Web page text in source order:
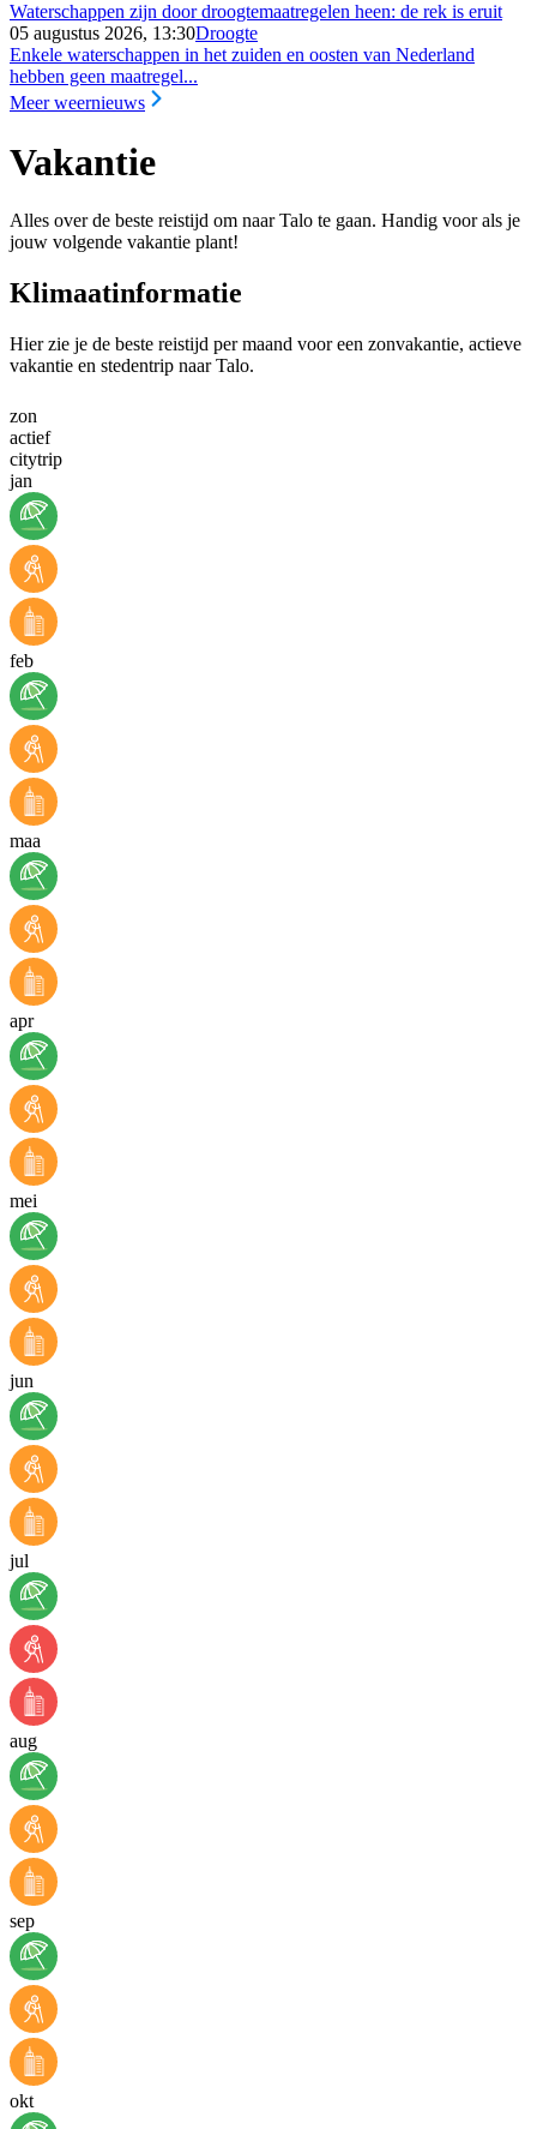
Waterschappen zijn door droogtemaatregelen heen: de rek is eruit
05 augustus 2026, 13:30Droogte
Enkele waterschappen in het zuiden en oosten van Nederland
hebben geen maatregel...
Meer weernieuws
Vakantie
Alles over de beste reistijd om naar Talo te gaan. Handig voor als je
jouw volgende vakantie plant!
Klimaatinformatie
Hier zie je de beste reistijd per maand voor een zonvakantie, actieve
vakantie en stedentrip naar Talo.
zon
actief
citytrip
jan
feb
maa
apr
mei
jun
jul
aug
sep
okt